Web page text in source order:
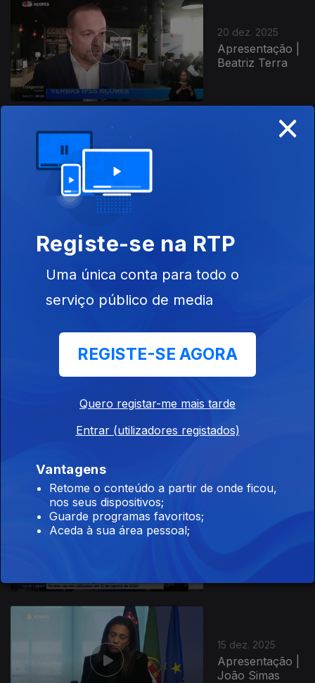
20 dez. 2025
Apresentação |
Beatriz Terra
18 dez. 2025
17 dez. 2025
João Simas
15 dez. 2025
Apresentação |
João Simas
×
Registe-se na RTP
Uma única conta para todo o
serviço público de media
REGISTE-SE AGORA
Quero registar-me mais tarde
Entrar (utilizadores registados)
Vantagens
Retome o conteúdo a partir de onde ficou,
nos seus dispositivos;
Guarde programas favoritos;
Aceda à sua área pessoal;